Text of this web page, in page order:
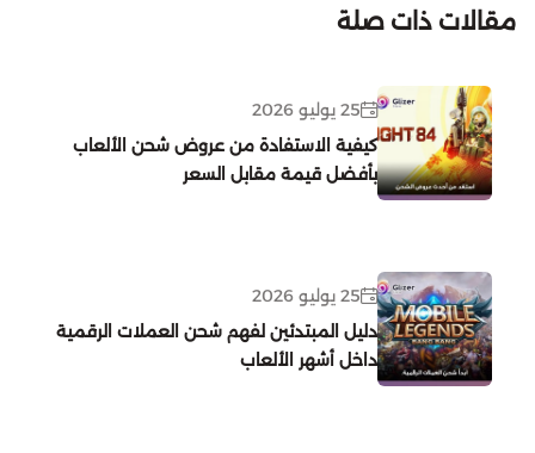
الماس
ذهب
بلود ستاريك
عصر الأساطير
مقالات ذات صلة
25 يوليو 2026
كيفية الاستفادة من عروض شحن الألعاب
بأفضل قيمة مقابل السعر
25 يوليو 2026
دليل المبتدئين لفهم شحن العملات الرقمية
داخل أشهر الألعاب